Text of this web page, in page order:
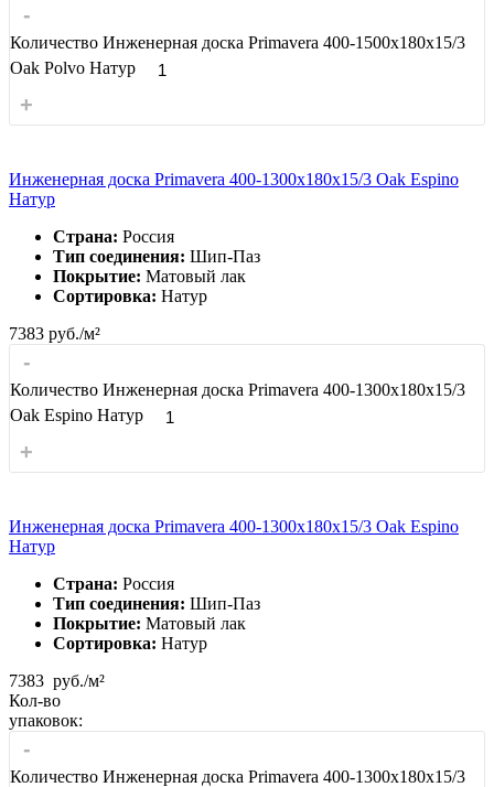
-
Количество Инженерная доска Primavera 400-1500х180х15/3
Oak Polvo Натур
+
Инженерная доска Primavera 400-1300х180х15/3 Oak Espino
Натур
Страна: Россия
Тип соединения: Шип-Паз
Покрытие: Матовый лак
Сортировка: Натур
7383 руб./м²
-
Количество Инженерная доска Primavera 400-1300х180х15/3
Oak Espino Натур
+
Инженерная доска Primavera 400-1300х180х15/3 Oak Espino
Натур
Страна: Россия
Тип соединения: Шип-Паз
Покрытие: Матовый лак
Сортировка: Натур
7383 руб./м²
Кол-во
упаковок:
-
Количество Инженерная доска Primavera 400-1300х180х15/3